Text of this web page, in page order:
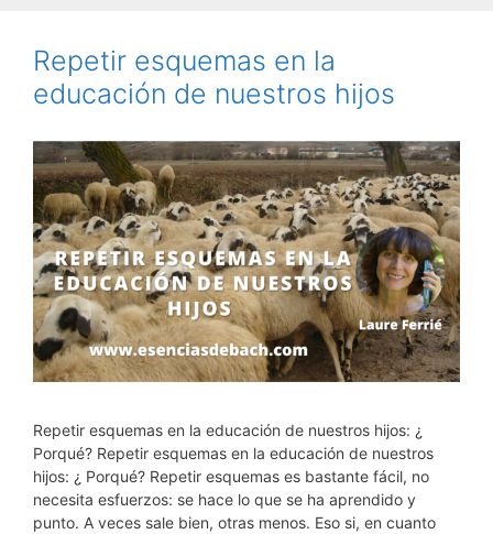
Repetir esquemas en la
educación de nuestros hijos
Repetir esquemas en la educación de nuestros hijos: ¿
Porqué? Repetir esquemas en la educación de nuestros
hijos: ¿ Porqué? Repetir esquemas es bastante fácil, no
necesita esfuerzos: se hace lo que se ha aprendido y
punto. A veces sale bien, otras menos. Eso si, en cuanto